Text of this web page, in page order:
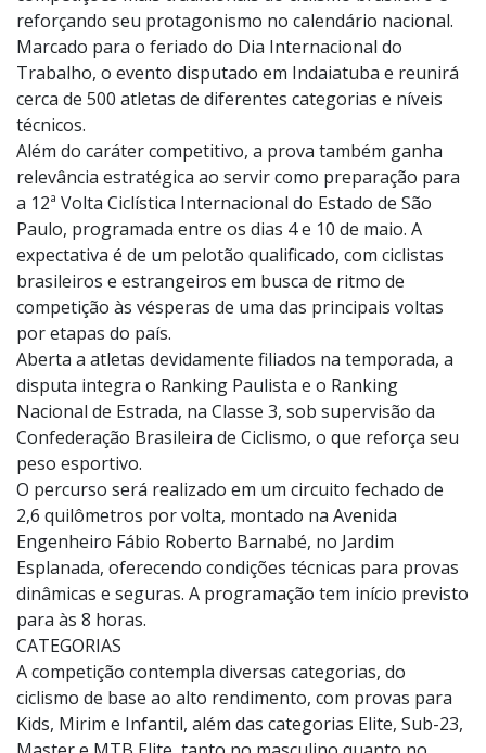
A Prova Ciclística 1º de Maio chega à sua 74ª edição
nesta sexta-feira, mantendo o status de uma das
competições mais tradicionais do ciclismo brasileiro e
reforçando seu protagonismo no calendário nacional.
Marcado para o feriado do Dia Internacional do
Trabalho, o evento disputado em Indaiatuba e reunirá
cerca de 500 atletas de diferentes categorias e níveis
técnicos.
Além do caráter competitivo, a prova também ganha
relevância estratégica ao servir como preparação para
a 12ª Volta Ciclística Internacional do Estado de São
Paulo, programada entre os dias 4 e 10 de maio. A
expectativa é de um pelotão qualificado, com ciclistas
brasileiros e estrangeiros em busca de ritmo de
competição às vésperas de uma das principais voltas
por etapas do país.
Aberta a atletas devidamente filiados na temporada, a
disputa integra o Ranking Paulista e o Ranking
Nacional de Estrada, na Classe 3, sob supervisão da
Confederação Brasileira de Ciclismo, o que reforça seu
peso esportivo.
O percurso será realizado em um circuito fechado de
2,6 quilômetros por volta, montado na Avenida
Engenheiro Fábio Roberto Barnabé, no Jardim
Esplanada, oferecendo condições técnicas para provas
dinâmicas e seguras. A programação tem início previsto
para às 8 horas.
CATEGORIAS
A competição contempla diversas categorias, do